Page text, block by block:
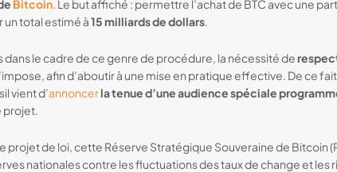
Bitcoin. Le but affiché : permettre l’achat de BTC avec une
un total estimé à15 milliards de dollars.
dans le cadre de ce genre de procédure, la nécessité de
afin d’aboutir à une mise en pratique effective. De ce
vient d’annoncerla tenue d’une audience spéciale
projet.
projet de loi, cette Réserve Stratégique Souveraine de Bitcoin
nationales contre les fluctuations des taux de change et les